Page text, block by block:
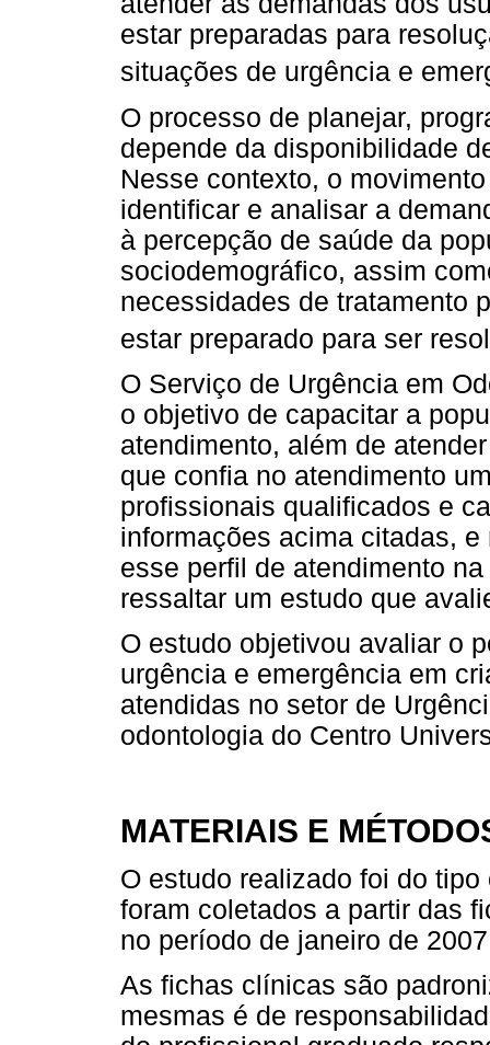
estar preparadas para
situações de urgência e
O processo de planejar,
depende da disponibilidade
Nesse contexto, o
identificar e analisar a
à percepção de saúde da
sociodemográfico, assim
necessidades de tratamento
estar preparado para ser
O Serviço de Urgência em
o objetivo de capacitar a
atendimento, além de
que confia no atendimento
profissionais qualificados e
informações acima citadas,
esse perfil de atendimento
ressaltar um estudo que
O estudo objetivou avaliar o
urgência e emergência em
atendidas no setor de
odontologia do Centro
MATERIAIS E
O estudo realizado foi do
foram coletados a partir das
no período de janeiro de
As fichas clínicas são
mesmas é de